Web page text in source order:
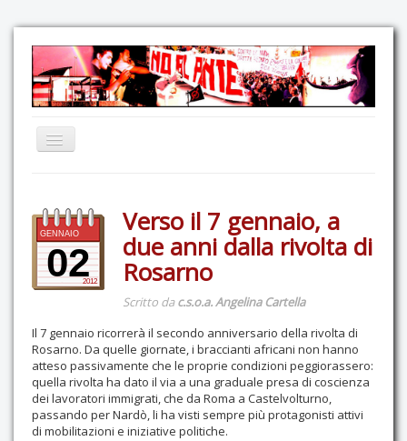
Comunicazione
Eventi
GAS Felce & Mirtillo
Ricostruiamo il Cartella!
Mediateca
Autoproduzioni
Contatti
GENNAIO
022012
Verso il 7 gennaio, a
due anni dalla rivolta di
Rosarno
Scritto dac.s.o.a. Angelina Cartella
Il 7 gennaio ricorrerà il secondo anniversario della rivolta di
Rosarno. Da quelle giornate, i braccianti africani non hanno
atteso passivamente che le proprie condizioni peggiorassero:
quella rivolta ha dato il via a una graduale presa di coscienza
dei lavoratori immigrati, che da Roma a Castelvolturno,
passando per Nardò, li ha visti sempre più protagonisti attivi
di mobilitazioni e iniziative politiche.